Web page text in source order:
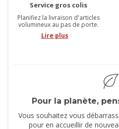
Service gros colis
Planifiez la livraison d'articles
volumineux au pas de porte.
Lire plus
Pour la planète,
Vous souhaitez vous
pour en accueillir de